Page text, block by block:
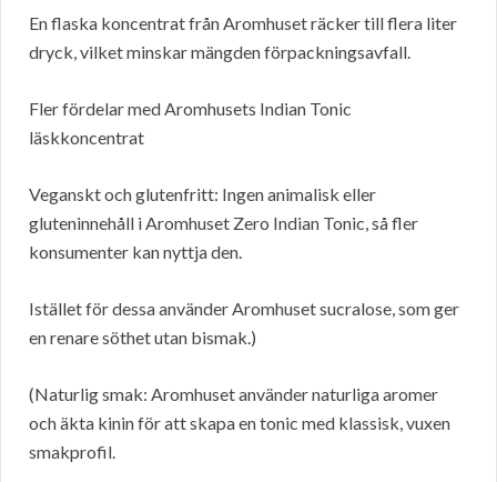
En flaska koncentrat från Aromhuset räcker till flera liter
dryck, vilket minskar mängden förpackningsavfall.
Fler fördelar med Aromhusets Indian Tonic
läskkoncentrat
Veganskt och glutenfritt: Ingen animalisk eller
gluteninnehåll i Aromhuset Zero Indian Tonic, så fler
konsumenter kan nyttja den.
Istället för dessa använder Aromhuset sucralose, som ger
en renare söthet utan bismak.)
(Naturlig smak: Aromhuset använder naturliga aromer
och äkta kinin för att skapa en tonic med klassisk, vuxen
smakprofil.